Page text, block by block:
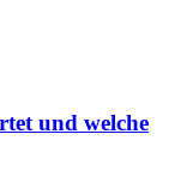
und welche